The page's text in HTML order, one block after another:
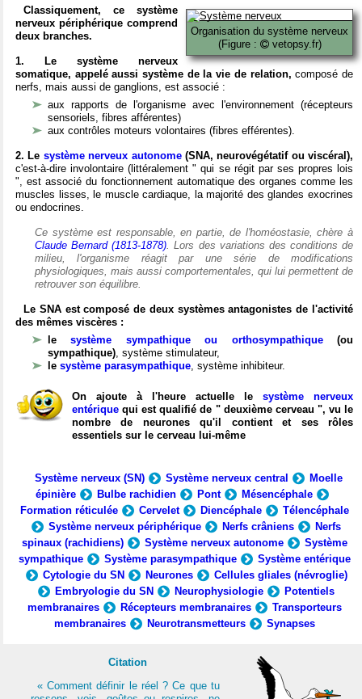
Organisation du système nerveux
(Figure :
vetopsy.fr)
Classiquement, ce système
nerveux périphérique comprend
deux branches.
1. Le système nerveux
somatique, appelé aussi système de la vie de relation, composé de
nerfs, mais aussi de ganglions, est associé :
aux rapports de l'organisme avec l'environnement (récepteurs
sensoriels, fibres afférentes)
aux contrôles moteurs volontaires (fibres efférentes).
2. Le système nerveux autonome(SNA, neurovégétatif ou viscéral),
c'est-à-dire involontaire (littéralement " qui se régit par ses propres lois
", est associé du fonctionnement automatique des organes comme les
muscles lisses, le muscle cardiaque, la majorité des glandes exocrines
ou endocrines.
Ce système est responsable, en partie, de l'homéostasie, chère à
Claude Bernard (1813-1878). Lors des variations des conditions de
milieu, l'organisme réagit par une série de modifications
physiologiques, mais aussi comportementales, qui lui permettent de
retrouver son équilibre.
Le SNA est composé de deux systèmes antagonistes de l'activité
des mêmes viscères :
lesystème sympathique ou orthosympathique(ou
sympathique), système stimulateur,
le système parasympathique, système inhibiteur.
On ajoute à l'heure actuelle le système nerveux
entérique qui est qualifié de " deuxième cerveau ", vu le
nombre de neurones qu'il contient et ses rôles
essentiels sur le cerveau lui-même
Système nerveux (SN) Système nerveux central
Moelle
épinière
Bulbe rachidien Pont
Mésencéphale
Formation réticulée
Cervelet Diencéphale
Télencéphale
Système nerveux périphérique
Nerfs crâniens
Nerfs
spinaux (rachidiens)
Système nerveux autonome
Système
sympathique
Système parasympathique
Système entérique
Cytologie du SN
Neurones
Cellules gliales (névroglie)
Embryologie du SN
Neurophysiologie
Potentiels
membranaires
Récepteurs membranaires
Transporteurs
membranaires
Neurotransmetteurs Synapses
Citation
« Comment définir le réel ? Ce que tu